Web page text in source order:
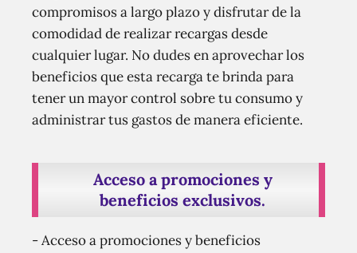
compromisos a largo plazo y disfrutar de la
comodidad de realizar recargas desde
cualquier lugar. No dudes en aprovechar los
beneficios que esta recarga te brinda para
tener un mayor control sobre tu consumo y
administrar tus gastos de manera eficiente.
Acceso a promociones y
beneficios exclusivos.
- Acceso a promociones y beneficios